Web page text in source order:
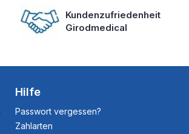
Kundenzufriedenheit
Girodmedical
Hilfe
Passwort vergessen?
Zahlarten